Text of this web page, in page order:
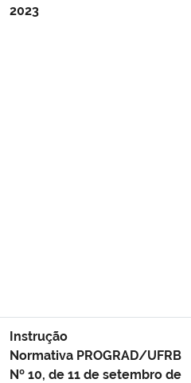
2023
Instrução
Normativa PROGRAD/UFRB
Nº 10, de 11 de setembro de